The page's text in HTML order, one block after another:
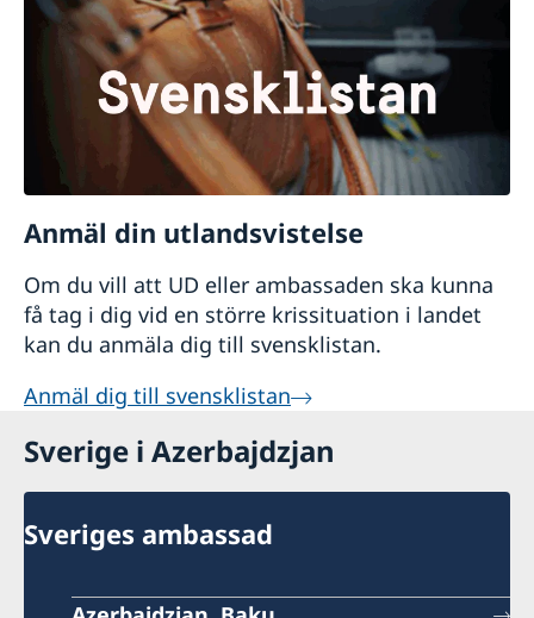
Anmäl din utlandsvistelse
Om du vill att UD eller ambassaden ska kunna
få tag i dig vid en större krissituation i landet
kan du anmäla dig till svensklistan.
Anmäl dig till svensklistan
Sverige i Azerbajdzjan
Sveriges ambassad